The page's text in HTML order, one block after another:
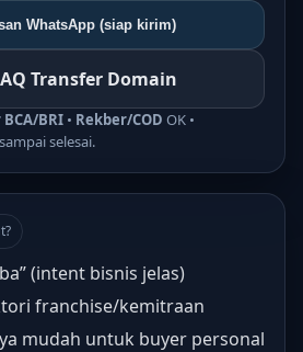
WhatsApp (siap kirim)
Transfer Domain
BRI • Rekber/COD OK •
selesai.
(intent bisnis jelas)
franchise/kemitraan
mudah untuk buyer personal